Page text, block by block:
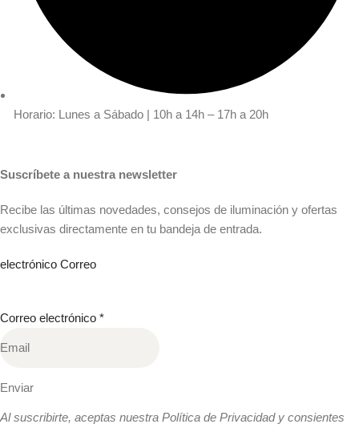
Horario: Lunes a Sábado | 10h a 14h – 17h a 20h
Suscríbete a nuestra newsletter
Recibe las últimas novedades, consejos de iluminación y ofertas
exclusivas directamente en tu bandeja de entrada.
electrónico Correo
Correo electrónico *
Enviar
Al suscribirte, aceptas nuestra Política de Privacidad y consientes